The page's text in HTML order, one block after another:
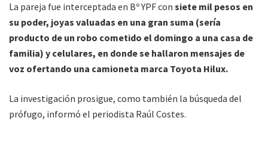
La pareja fue interceptada en Bº YPF con siete mil pesos en
su poder, joyas valuadas en una gran suma (sería
producto de un robo cometido el domingo a una casa de
familia) y celulares, en donde se hallaron mensajes de
voz ofertando una camioneta marca Toyota Hilux.
La investigación prosigue, como también la búsqueda del
prófugo, informó el periodista Raúl Costes.